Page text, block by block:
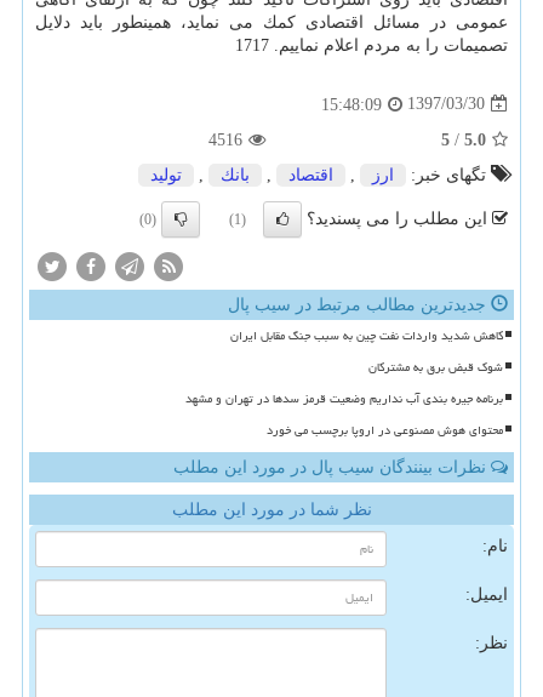
عمومی در مسائل اقتصادی كمك می نماید، همینطور باید دلایل
تصمیمات را به مردم اعلام نماییم. 1717
1397/03/30
15:48:09
5.0
/
5
4516
تگهای خبر:
ارز اقتصاد بانك تولید
این مطلب را می پسندید؟ (1)
(0)
جدیدترین مطالب مرتبط در سیب پال
کاهش شدید واردات نفت چین به سبب جنگ مقابل ایران
شوک قبض برق به مشترکان
برنامه جیره بندی آب نداریم وضعیت قرمز سدها در تهران و مشهد
محتوای هوش مصنوعی در اروپا برچسب می خورد
نظرات بینندگان سیب پال در مورد این مطلب
نظر شما در مورد این مطلب
نام:
ایمیل:
نظر: